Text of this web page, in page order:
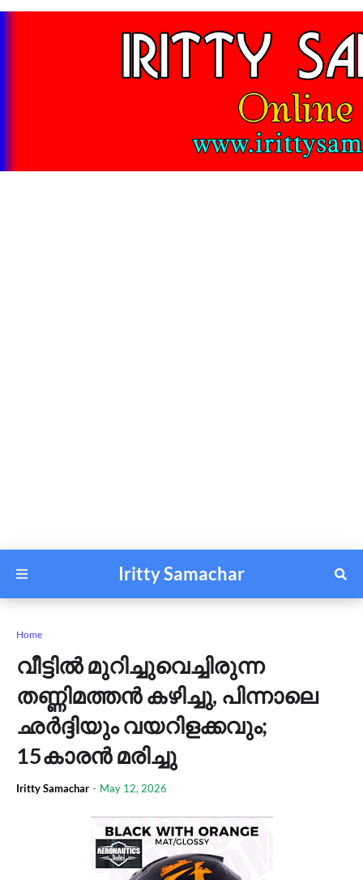
Iritty Samachar
Home
വീട്ടിൽ മുറിച്ചുവെച്ചിരുന്ന
തണ്ണിമത്തൻ കഴിച്ചു, പിന്നാലെ
ഛർദ്ദിയും വയറിളക്കവും;
15കാരൻ മരിച്ചു
Iritty Samachar - May 12, 2026